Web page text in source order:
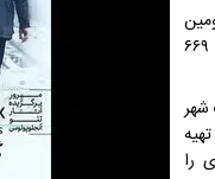
دومین
فیلم اکران بسته «در ستایشِ صلح» و برنامه ۶۶۹
شهر
را